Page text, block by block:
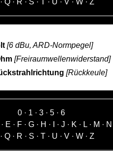
· Q· R · S · T· U · V· W· Z
[6 dBu, ARD-Normpegel]
[Freiraumwellenwiderstand]
[Rückkeule]
0· 1 · 3· 5· 6
· E · F ·G · H · ·J · K · L · M · N
· Q· R · S · T· U · V· W· Z